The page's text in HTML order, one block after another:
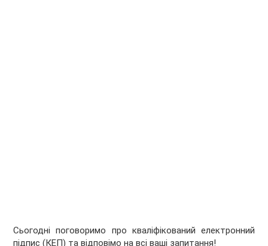
Сьогодні поговоримо про кваліфікований електронний
підпис (КЕП) та відповімо на всі ваші запитання!